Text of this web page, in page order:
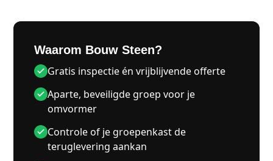
Waarom Bouw Steen?
Gratis inspectie én vrijblijvende offerte
Aparte, beveiligde groep voor je
omvormer
Controle of je groepenkast de
teruglevering aankan